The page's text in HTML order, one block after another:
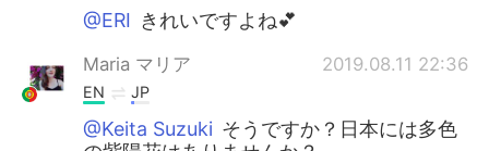
@ERI きれいですよね💕
Maria マリア 2019.08.11 22:36
EN JP
@Keita Suzuki そうですか？日本には多色